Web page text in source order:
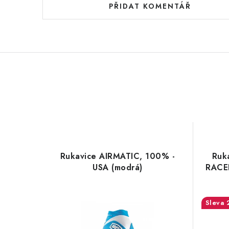
PŘIDAT KOMENTÁŘ
Rukavice AIRMATIC, 100% -
USA (modrá)